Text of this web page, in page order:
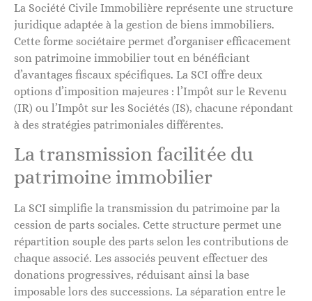
La Société Civile Immobilière représente une structure
juridique adaptée à la gestion de biens immobiliers.
Cette forme sociétaire permet d’organiser efficacement
son patrimoine immobilier tout en bénéficiant
d’avantages fiscaux spécifiques. La SCI offre deux
options d’imposition majeures : l’Impôt sur le Revenu
(IR) ou l’Impôt sur les Sociétés (IS), chacune répondant
à des stratégies patrimoniales différentes.
La transmission facilitée du
patrimoine immobilier
La SCI simplifie la transmission du patrimoine par la
cession de parts sociales. Cette structure permet une
répartition souple des parts selon les contributions de
chaque associé. Les associés peuvent effectuer des
donations progressives, réduisant ainsi la base
imposable lors des successions. La séparation entre le